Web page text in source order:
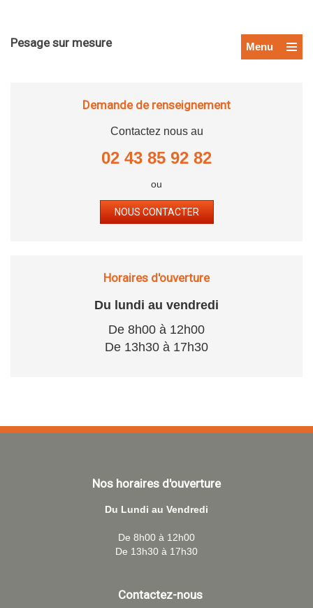
Pesage sur mesure Menu
Demande de renseignement
Contactez nous au
02 43 85 92 82
ou
NOUS CONTACTER
Horaires d'ouverture
Du lundi au vendredi
De 8h00 à 12h00
De 13h30 à 17h30
Nos horaires d'ouverture
Du Lundi au Vendredi
De 8h00 à 12h00
De 13h30 à 17h30
Contactez-nous